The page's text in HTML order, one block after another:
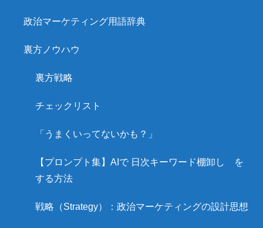
政治マーケティング用語辞典
裏方ノウハウ
裏方戦略
チェックリスト
「うまくいってないかも？」
【プロンプト集】AIで 日次キーワード棚卸し を
する方法
戦略（Strategy）：政治マーケティングの設計思想